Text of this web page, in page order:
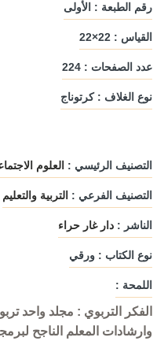
رقم الطبعة : الأولى
القياس : 22×22
عدد الصفحات : 224
نوع الغلاف : كرتوناج
التصنيف الرئيسي : العلوم
التصنيف الفرعي : التربية والتعليم
الناشر : دار غار حراء
نوع الكتاب : ورقي
اللمحة :
الفكر التربوي : مجلد واحد
وارشادات المعلم الناجح